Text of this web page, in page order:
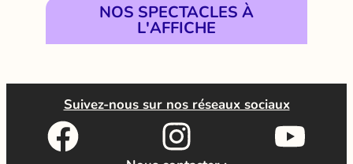
NOS SPECTACLES À
L'AFFICHE
Suivez-nous sur nos réseaux sociaux